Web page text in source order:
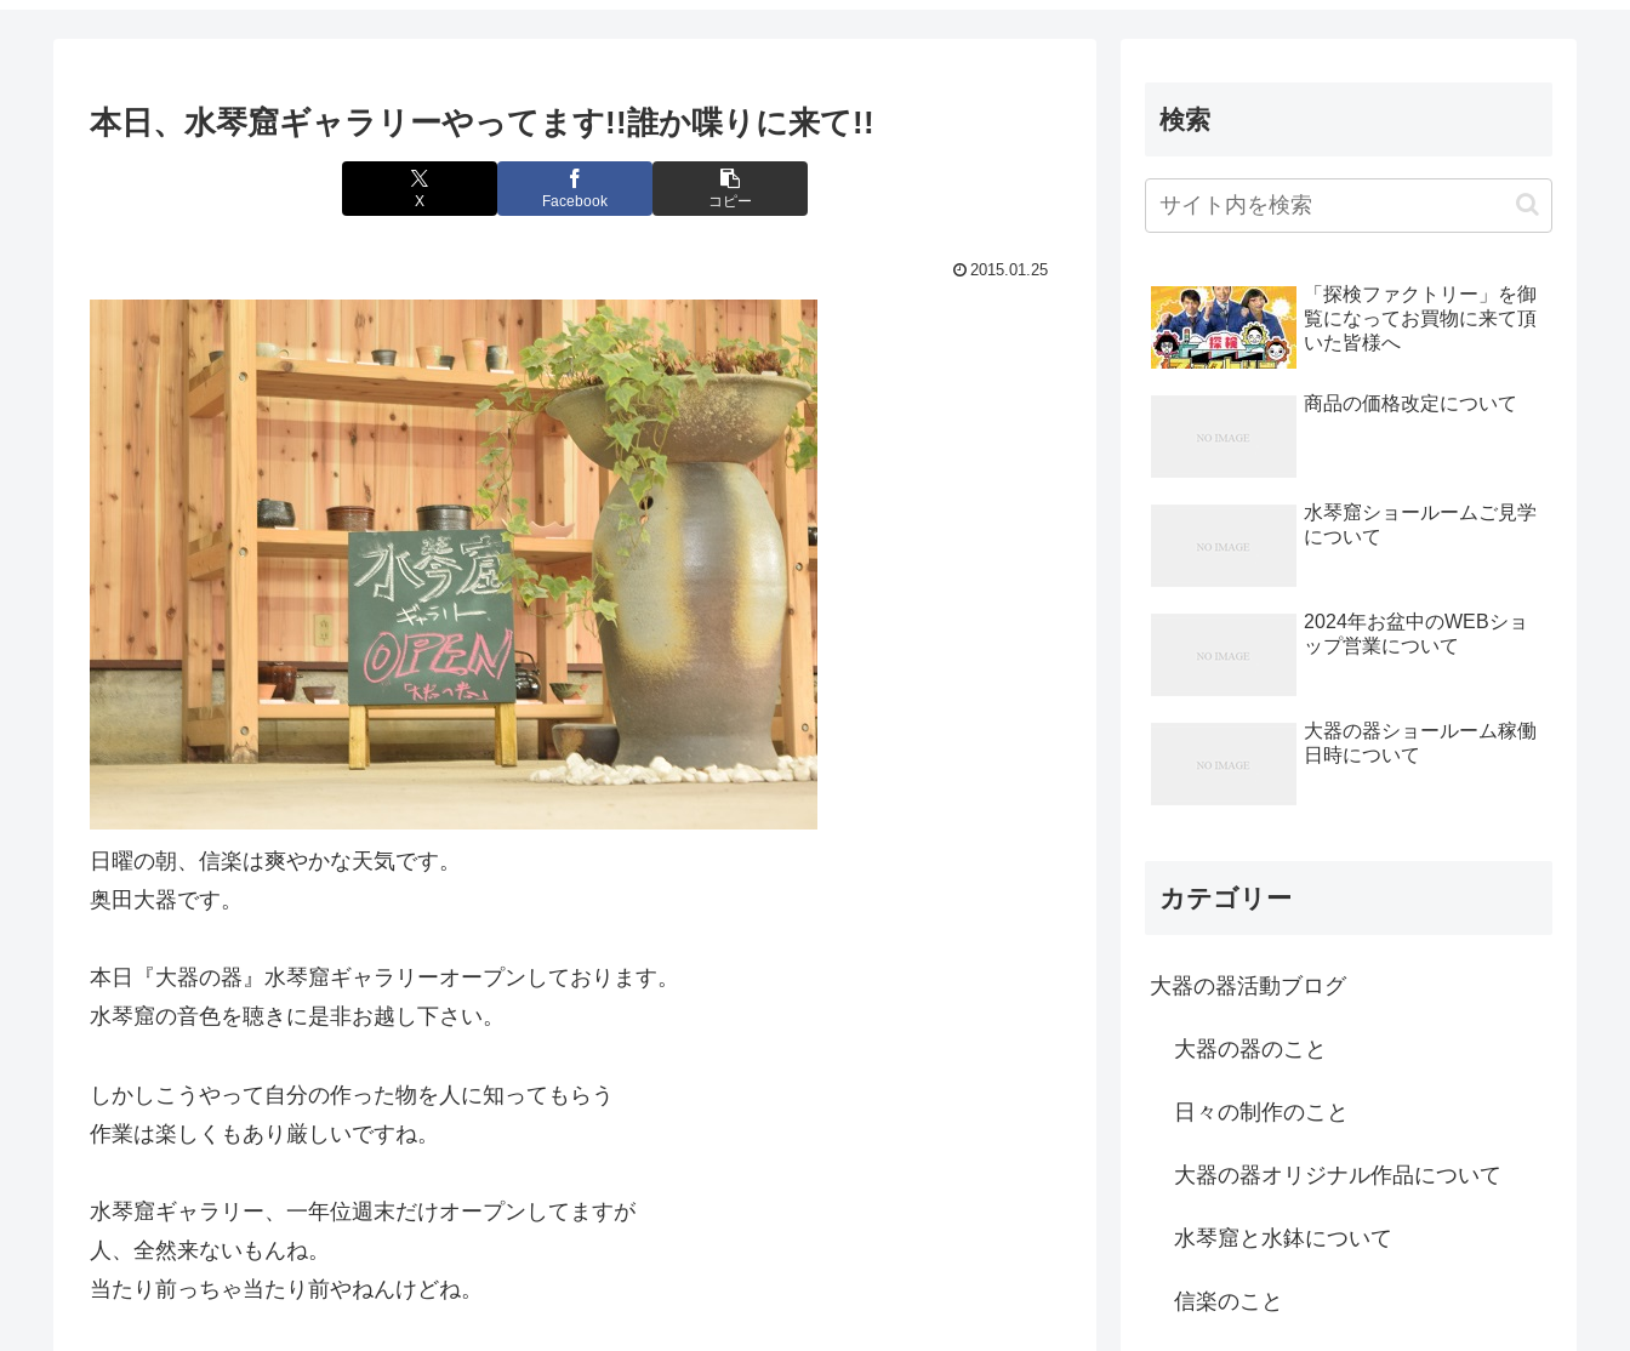
本日、水琴窟ギャラリーやってます!!誰か喋りに来て!!
X Facebook コピー
2015.01.25
日曜の朝、信楽は爽やかな天気です。
奥田大器です。
本日『大器の器』水琴窟ギャラリーオープンしております。
水琴窟の音色を聴きに是非お越し下さい。
しかしこうやって自分の作った物を人に知ってもらう
作業は楽しくもあり厳しいですね。
水琴窟ギャラリー、一年位週末だけオープンしてますが
人、全然来ないもんね。
当たり前っちゃ当たり前やねんけどね。
検索
「探検ファクトリー」を御
覧になってお買物に来て頂
いた皆様へ
商品の価格改定について
水琴窟ショールームご見学
について
2024年お盆中のWEBショ
ップ営業について
大器の器ショールーム稼働
日時について
カテゴリー
大器の器活動ブログ
大器の器のこと
日々の制作のこと
大器の器オリジナル作品について
水琴窟と水鉢について
信楽のこと